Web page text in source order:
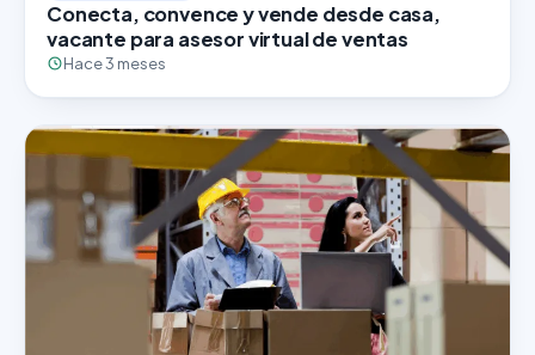
Conecta, convence y vende desde casa,
vacante para asesor virtual de ventas
Hace 3 meses